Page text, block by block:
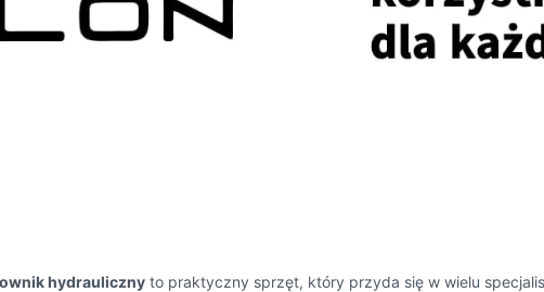
hydrauliczny to praktyczny sprzęt, który przyda się w wielu